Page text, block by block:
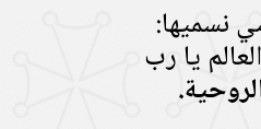
نسميها:
يا رب